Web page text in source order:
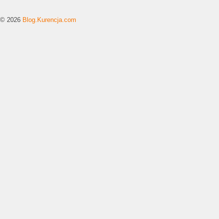
© 2026 Blog.Kurencja.com